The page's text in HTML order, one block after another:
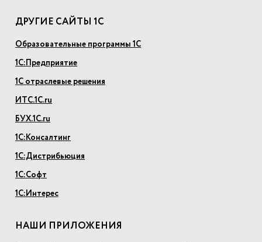
ДРУГИЕ САЙТЫ 1С
Образовательные программы 1С
1С:Предприятие
1С отраслевые решения
ИТС.1С.ru
БУХ.1С.ru
1С:Консалтинг
1С:Дистрибьюция
1С:Софт
1С:Интерес
НАШИ ПРИЛОЖЕНИЯ